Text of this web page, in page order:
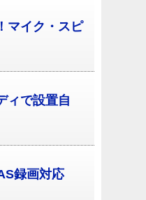
マイク・スピ
ィで設置自
録画対応